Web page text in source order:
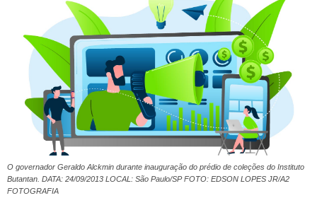
O governador Geraldo Alckmin durante inauguração do prédio de coleções do Instituto
Butantan. DATA: 24/09/2013 LOCAL: São Paulo/SP FOTO: EDSON LOPES JR/A2
FOTOGRAFIA